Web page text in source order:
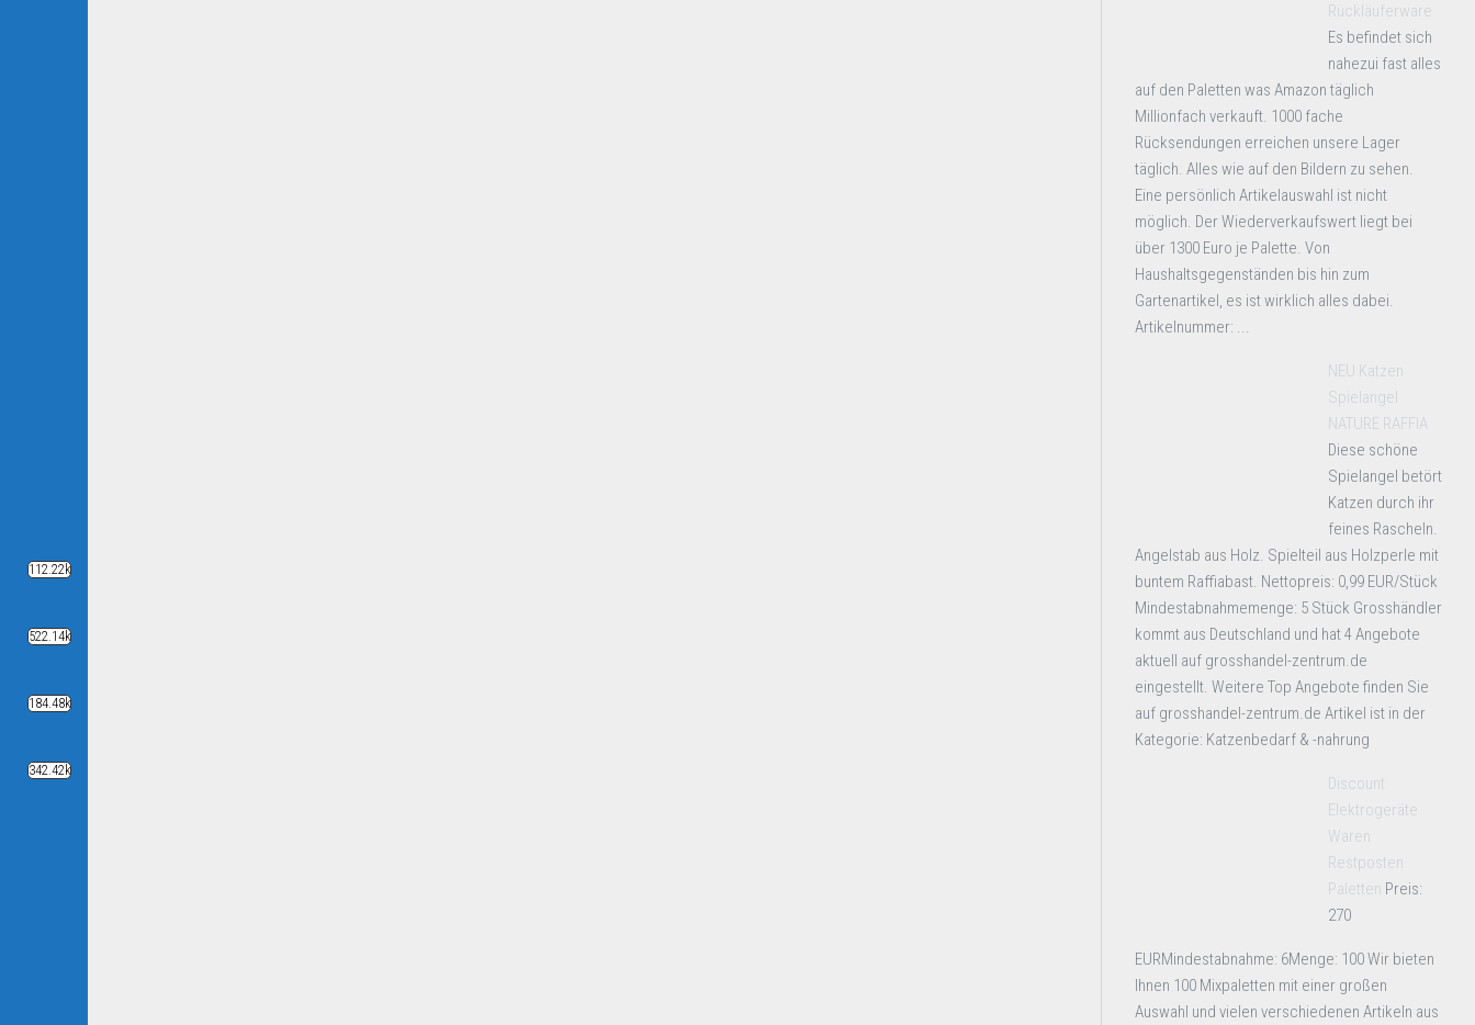
Rückläuferware
Es befindet sich
nahezui fast alles
auf den Paletten was Amazon täglich
Millionfach verkauft. 1000 fache
Rücksendungen erreichen unsere Lager
täglich. Alles wie auf den Bildern zu sehen.
Eine persönlich Artikelauswahl ist nicht
möglich. Der Wiederverkaufswert liegt bei
über 1300 Euro je Palette. Von
Haushaltsgegenständen bis hin zum
Gartenartikel, es ist wirklich alles dabei.
Artikelnummer: ...
NEU Katzen
Spielangel
NATURE RAFFIA
Diese schöne
Spielangel betört
Katzen durch ihr
feines Rascheln.
Angelstab aus Holz. Spielteil aus Holzperle mit
buntem Raffiabast. Nettopreis: 0,99 EUR/Stück
Mindestabnahmemenge: 5 Stück Grosshändler
kommt aus Deutschland und hat 4 Angebote
aktuell auf grosshandel-zentrum.de
eingestellt. Weitere Top Angebote finden Sie
auf grosshandel-zentrum.de Artikel ist in der
Kategorie: Katzenbedarf & -nahrung
Discount
Elektrogeräte
Waren
Restposten
Paletten Preis:
270
EURMindestabnahme: 6Menge: 100 Wir bieten
Ihnen 100 Mixpaletten mit einer großen
Auswahl und vielen verschiedenen Artikeln aus
112.22k
522.14k
184.48k
342.42k